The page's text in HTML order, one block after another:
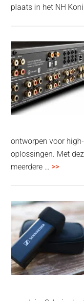
plaats in het NH
ontworpen voor
oplossingen. Met
meerdere … >>
voor
high-
end